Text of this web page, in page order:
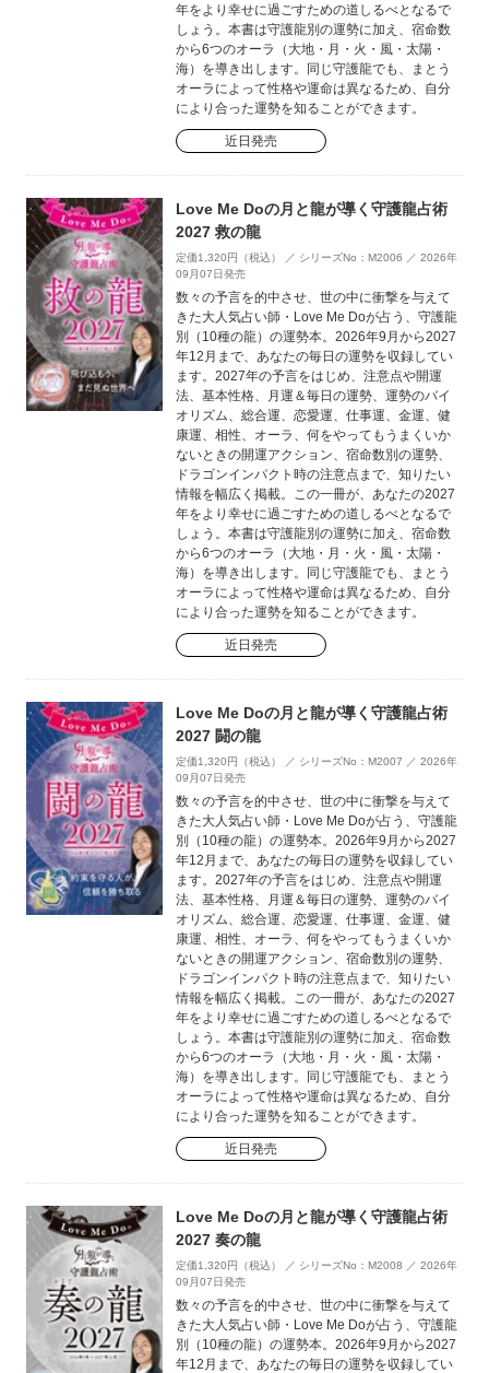
年をより幸せに過ごすための道しるべとなるで
しょう。本書は守護龍別の運勢に加え、宿命数
から6つのオーラ（大地・月・火・風・太陽・
海）を導き出します。同じ守護龍でも、まとう
オーラによって性格や運命は異なるため、自分
により合った運勢を知ることができます。
近日発売
Love Me Doの月と龍が導く守護龍占術
2027 救の龍
定価1,320円（税込） ／ シリーズNo：M2006 ／ 2026年
09月07日発売
数々の予言を的中させ、世の中に衝撃を与えて
きた大人気占い師・Love Me Doが占う、守護龍
別（10種の龍）の運勢本。2026年9月から2027
年12月まで、あなたの毎日の運勢を収録してい
ます。2027年の予言をはじめ、注意点や開運
法、基本性格、月運＆毎日の運勢、運勢のバイ
オリズム、総合運、恋愛運、仕事運、金運、健
康運、相性、オーラ、何をやってもうまくいか
ないときの開運アクション、宿命数別の運勢、
ドラゴンインパクト時の注意点まで、知りたい
情報を幅広く掲載。この一冊が、あなたの2027
年をより幸せに過ごすための道しるべとなるで
しょう。本書は守護龍別の運勢に加え、宿命数
から6つのオーラ（大地・月・火・風・太陽・
海）を導き出します。同じ守護龍でも、まとう
オーラによって性格や運命は異なるため、自分
により合った運勢を知ることができます。
近日発売
Love Me Doの月と龍が導く守護龍占術
2027 闘の龍
定価1,320円（税込） ／ シリーズNo：M2007 ／ 2026年
09月07日発売
数々の予言を的中させ、世の中に衝撃を与えて
きた大人気占い師・Love Me Doが占う、守護龍
別（10種の龍）の運勢本。2026年9月から2027
年12月まで、あなたの毎日の運勢を収録してい
ます。2027年の予言をはじめ、注意点や開運
法、基本性格、月運＆毎日の運勢、運勢のバイ
オリズム、総合運、恋愛運、仕事運、金運、健
康運、相性、オーラ、何をやってもうまくいか
ないときの開運アクション、宿命数別の運勢、
ドラゴンインパクト時の注意点まで、知りたい
情報を幅広く掲載。この一冊が、あなたの2027
年をより幸せに過ごすための道しるべとなるで
しょう。本書は守護龍別の運勢に加え、宿命数
から6つのオーラ（大地・月・火・風・太陽・
海）を導き出します。同じ守護龍でも、まとう
オーラによって性格や運命は異なるため、自分
により合った運勢を知ることができます。
近日発売
Love Me Doの月と龍が導く守護龍占術
2027 奏の龍
定価1,320円（税込） ／ シリーズNo：M2008 ／ 2026年
09月07日発売
数々の予言を的中させ、世の中に衝撃を与えて
きた大人気占い師・Love Me Doが占う、守護龍
別（10種の龍）の運勢本。2026年9月から2027
年12月まで、あなたの毎日の運勢を収録してい